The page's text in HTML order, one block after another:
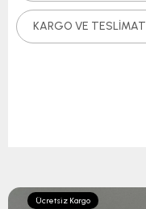
KARGO VE TESLIMAT
Ücretsiz Kargo